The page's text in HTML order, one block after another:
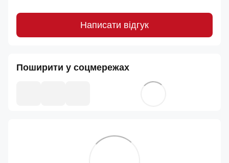
Написати відгук
Поширити у соцмережах